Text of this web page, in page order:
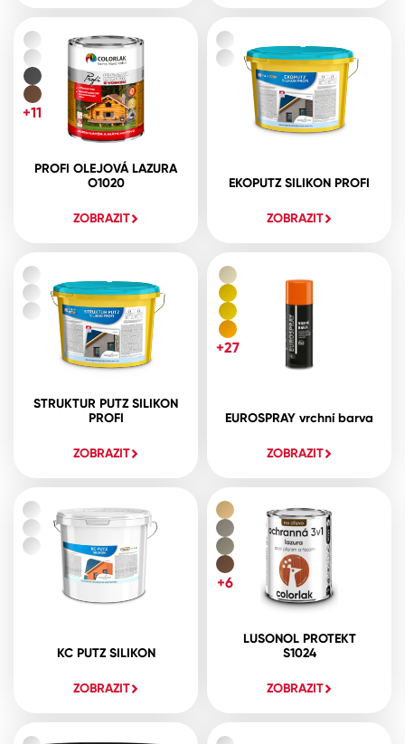
PROFI OLEJOVÁ LAZURA
O1020
ZOBRAZIT
+11
EKOPUTZ SILIKON PROFI
ZOBRAZIT
STRUKTUR PUTZ SILIKON
PROFI
ZOBRAZIT
EUROSPRAY vrchní barva
ZOBRAZIT
+27
KC PUTZ SILIKON
ZOBRAZIT
LUSONOL PROTEKT
S1024
ZOBRAZIT
+6